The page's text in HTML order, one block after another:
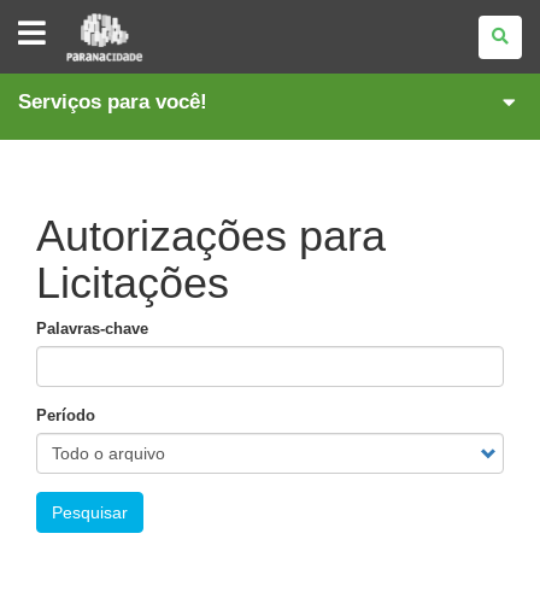
PARANACIDADE
Serviços para você!
Autorizações para
Licitações
Palavras-chave
Período
Pesquisar